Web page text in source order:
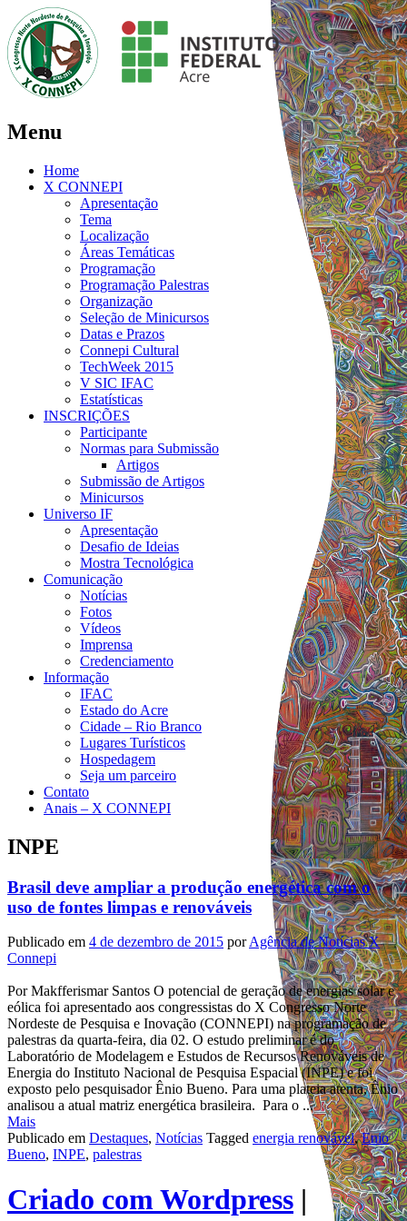
Menu
Home
X CONNEPI
Apresentação
Tema
Localização
Áreas Temáticas
Programação
Programação Palestras
Organização
Seleção de Minicursos
Datas e Prazos
Connepi Cultural
TechWeek 2015
V SIC IFAC
Estatísticas
INSCRIÇÕES
Participante
Normas para Submissão
Artigos
Submissão de Artigos
Minicursos
Universo IF
Apresentação
Desafio de Ideias
Mostra Tecnológica
Comunicação
Notícias
Fotos
Vídeos
Imprensa
Credenciamento
Informação
IFAC
Estado do Acre
Cidade – Rio Branco
Lugares Turísticos
Hospedagem
Seja um parceiro
Contato
Anais – X CONNEPI
INPE
Brasil deve ampliar a produção energética com o
uso de fontes limpas e renováveis
Publicado em 4 de dezembro de 2015 porAgência de Notícias X
Connepi
Por Makfferismar Santos O potencial de geração de energias solar e
eólica foi apresentado aos congressistas do X Congresso Norte
Nordeste de Pesquisa e Inovação (CONNEPI) na programação de
palestras da quarta-feira, dia 02. O estudo preliminar é do
Laboratório de Modelagem e Estudos de Recursos Renováveis de
Energia do Instituto Nacional de Pesquisa Espacial (INPE) e foi
exposto pelo pesquisador Ênio Bueno. Para uma plateia atenta, Ênio
analisou a atual matriz energética brasileira. Para o ...
Mais
Publicado em Destaques, Notícias Tagged energia renovável,Enio
Bueno, INPE, palestras
Criado com Wordpress |